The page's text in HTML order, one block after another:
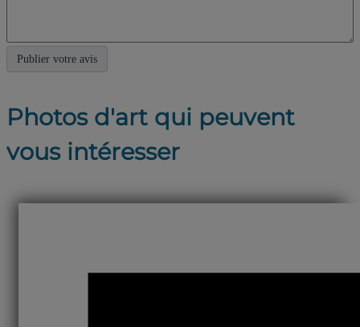
Photos d'art qui peuvent
vous intéresser